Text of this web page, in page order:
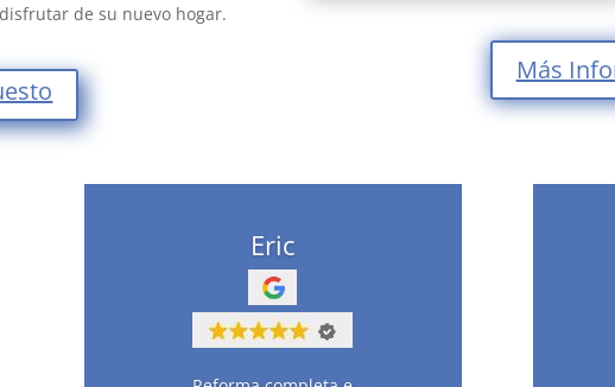
de su nuevo hogar.
Más
Eric